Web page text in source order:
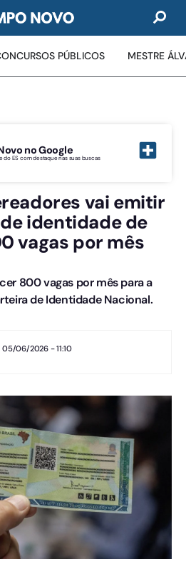
PÚBLICOS MESTRE
no Google
do ES com destaque nas suas buscas
vai emitir
identidade de
vagas por mês
800 vagas por mês para a
de Identidade Nacional.
05/06/2026 - 11:10